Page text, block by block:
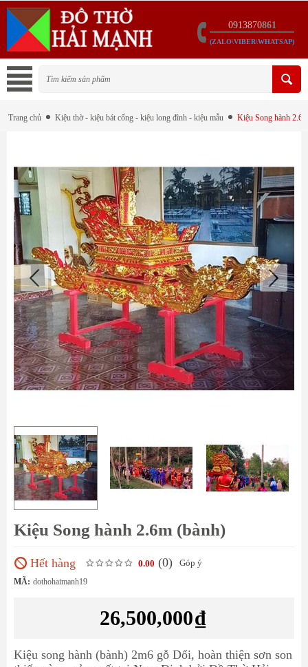
0913870861
(ZALO\VIBER\WHATSAP)
Trang chủ Kiệu thờ - kiệu bát cống - kiệu long đình - kiệu mẫu Kiệu Song hành
Kiệu Song hành 2.6m (bành)
Hết hàng 0.00 (0) Góp ý
MÃ: dothohaimanh19
26,500,000₫
Kiệu song hành (bành) 2m6 gỗ Dổi, hoàn thiện sơn son